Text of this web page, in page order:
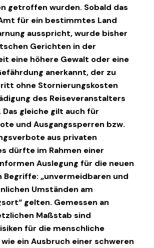
getroffen wurden. Sobald das
für ein bestimmtes Land
ausspricht, wurde bisher
Gerichten in der
eine höhere Gewalt oder eine
anerkannt, der zu
ohne Stornierungskosten
des Reiseveranstalters
gleiche gilt auch für
und Ausgangssperren bzw.
aus privaten
dürfte im Rahmen einer
Auslegung für die neuen
Begriffe: „unvermeidbaren und
Umständen am
gelten. Gemessen an
Maßstab sind
für die menschliche
ein Ausbruch einer schweren